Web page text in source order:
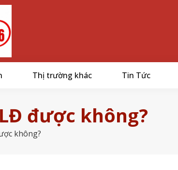
Thị trường khác Tin Tức
được không?
không?